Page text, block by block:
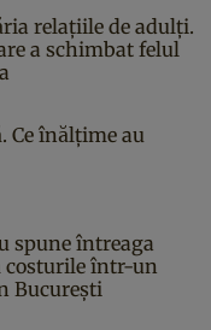
relațiile de adulți.
a schimbat felul
Ce înălțime au
spune întreaga
costurile într-un
București